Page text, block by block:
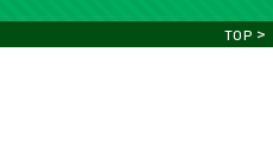
TOP >